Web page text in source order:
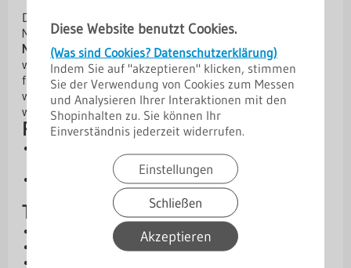
Diese Website benutzt Cookies.
(Was sind Cookies? Datenschutzerklärung)
Indem Sie auf "akzeptieren" klicken, stimmen
Sie der Verwendung von Cookies zum Messen
und Analysieren Ihrer Interaktionen mit den
Shopinhalten zu. Sie können Ihr
Einverständnis jederzeit widerrufen.
Einstellungen
Schließen
Akzeptieren
Das Dachrinnensystem
Metallrinnensystem, das speziell für eine
Montageund eineeffiziente Wasserableitungentwickelt
wurde. Die beidseitige Polyurethanbeschichtung sorgt
für ausgezeichnete Korrosions- und Farbbeständigkeit,
wodurch die Dachrinne besonders langlebig und
witterungsfest ist.
Produktvorteile
Polyurethanbeschichtung
Korrosions- & UV-beständig:Optimaler Schutz vor
Witterungseinflüssen.
Technische Daten
Material: Stahl, verzinkt Zn 275 g/m²
Materialstärke: 0,6 mm